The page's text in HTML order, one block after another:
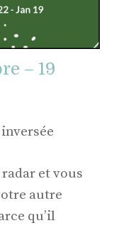
– 19
et vous
autre
qu’il